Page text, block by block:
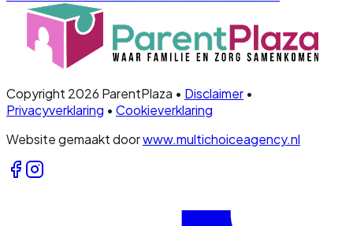
Copyright 2026 ParentPlaza • Disclaimer •
Privacyverklaring • Cookieverklaring
Website gemaakt doorwww.multichoiceagency.nl